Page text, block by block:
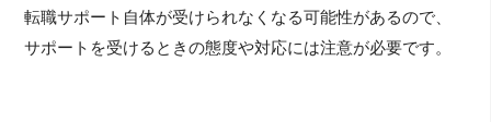
転職サポート自体が受けられなくなる可能性があるので、
サポートを受けるときの態度や対応には注意が必要です。